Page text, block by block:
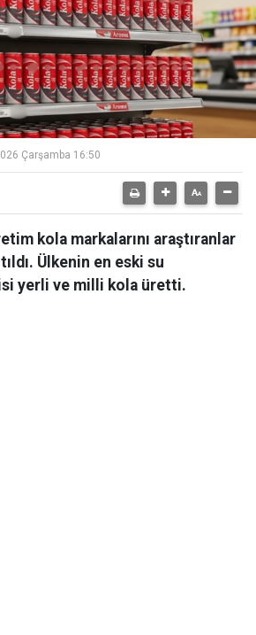
Çarşamba 16:50
kola markalarını araştıranlar
Ülkenin en eski su
yerli ve milli kola üretti.